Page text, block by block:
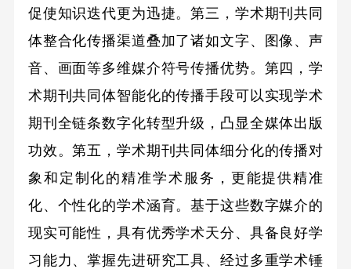
促使知识迭代更为迅捷。第三，学术期刊共同
体整合化传播渠道叠加了诸如文字、图像、声
音、画面等多维媒介符号传播优势。第四，学
术期刊共同体智能化的传播手段可以实现学术
期刊全链条数字化转型升级，凸显全媒体出版
功效。第五，学术期刊共同体细分化的传播对
象和定制化的精准学术服务，更能提供精准
化、个性化的学术涵育。基于这些数字媒介的
现实可能性，具有优秀学术天分、具备良好学
习能力、掌握先进研究工具、经过多重学术锤